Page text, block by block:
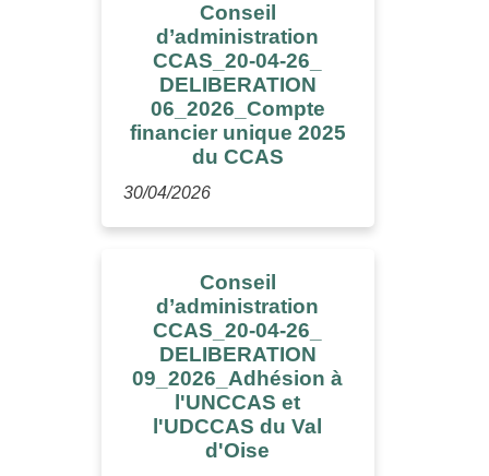
Conseil
d’administration
CCAS_20-04-26_
DELIBERATION
06_2026_Compte
financier unique 2025
du CCAS
30/04/2026
Conseil
d’administration
CCAS_20-04-26_
DELIBERATION
09_2026_Adhésion à
l'UNCCAS et
l'UDCCAS du Val
d'Oise